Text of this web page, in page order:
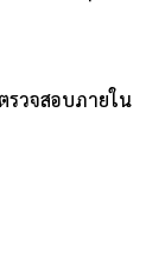
วจสอบภายใน